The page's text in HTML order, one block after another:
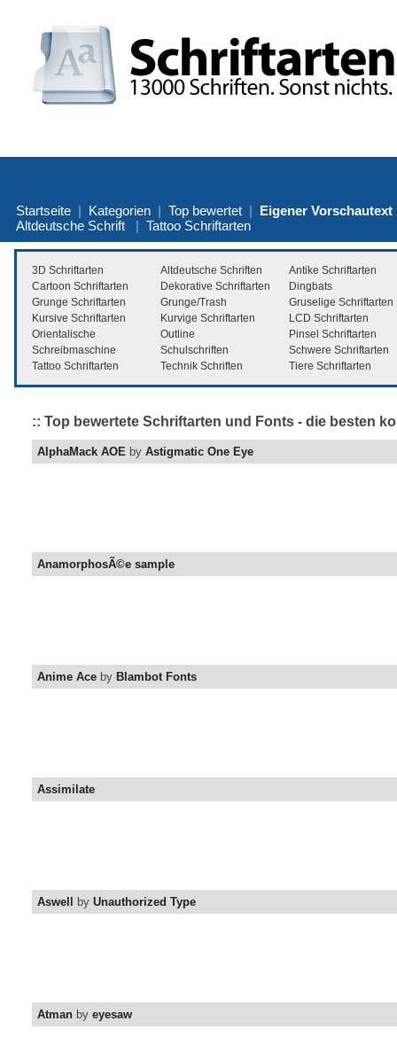
Startseite | Kategorien | Top bewertet | Eigener Vorschautext
Altdeutsche Schrift | Tattoo Schriftarten
3D Schriftarten Altdeutsche Schriften
Antike Schriftarten
Cartoon Schriftarten
Dekorative Schriftarten
Dingbats
Grunge Schriftarten
Grunge/Trash
Gruselige Schriftarten
Kursive Schriftarten
Kurvige Schriftarten
LCD Schriftarten
Orientalische
Outline
Pinsel Schriftarten
Schreibmaschine
Schulschriften
Schwere Schriftarten
Tattoo Schriftarten
Technik Schriften Tiere Schriftarten
:: Top bewertete Schriftarten und Fonts - die besten
AlphaMack AOE by Astigmatic One Eye
AnamorphosÃ©e sample
Anime Ace by Blambot Fonts
Assimilate
Aswell by Unauthorized Type
Atman by eyesaw